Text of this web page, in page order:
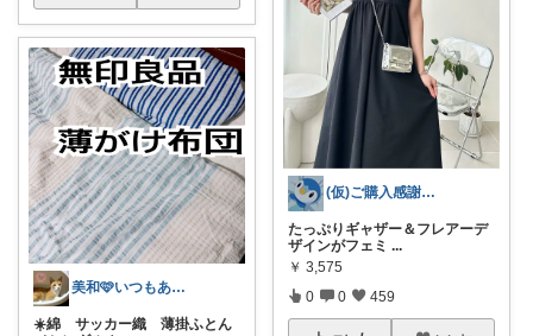
美和🩷いつもありがとう
☀️綿 サッカー織 薄掛ふとん
(仮)ご購入感謝致します😊
たっぷりギャザー＆フレアーデ
ザインがフェミ ...
￥ 3,575
0 0 459